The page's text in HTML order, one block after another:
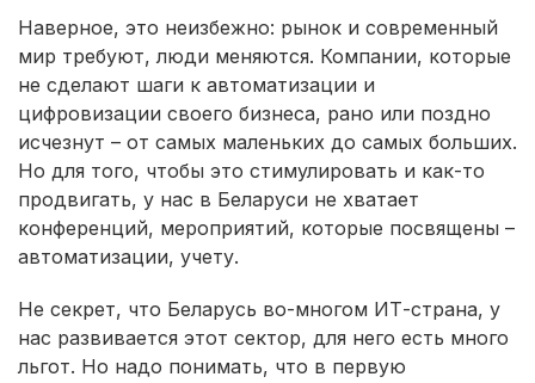
Наверное, это неизбежно: рынок и современный
мир требуют, люди меняются. Компании, которые
не сделают шаги к автоматизации и
цифровизации своего бизнеса, рано или поздно
исчезнут – от самых маленьких до самых больших.
Но для того, чтобы это стимулировать и как-то
продвигать, у нас в Беларуси не хватает
конференций, мероприятий, которые посвящены –
автоматизации, учету.
Не секрет, что Беларусь во-многом ИТ-страна, у
нас развивается этот сектор, для него есть много
льгот. Но надо понимать, что в первую